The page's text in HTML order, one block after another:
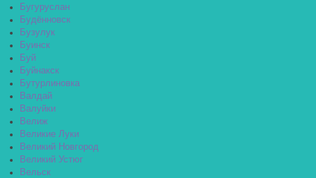
Бугуруслан
Будённовск
Бузулук
Буинск
Буй
Буйнакск
Бутурлиновка
Валдай
Валуйки
Велиж
Великие Луки
Великий Новгород
Великий Устюг
Вельск